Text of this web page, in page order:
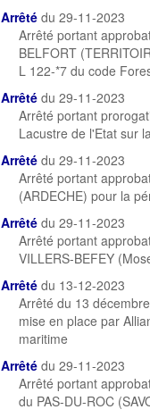
Arrêté du 29-11-2023
Arrêté portant
BELFORT
L 122-*7 du code
Arrêté du 29-11-2023
Arrêté portant
Lacustre de l'Etat sur
Arrêté du 29-11-2023
Arrêté portant
(ARDECHE) pour la
Arrêté du 29-11-2023
Arrêté portant
VILLERS-BEFEY
Arrêté du 13-12-2023
Arrêté du 13
mise en place par
maritime
Arrêté du 29-11-2023
Arrêté portant
du PAS-DU-ROC